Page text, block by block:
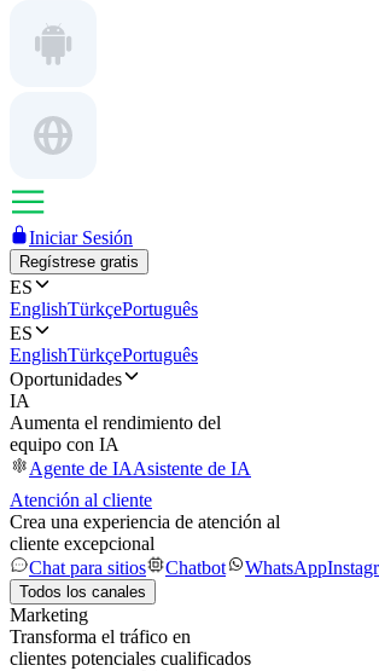
Iniciar Sesión
Regístrese gratis
ES
EnglishTürkçePortuguês
ES
EnglishTürkçePortuguês
Oportunidades
IA
Aumenta el rendimiento del
equipo con IA
Agente de IAAsistente de IA
Atención al cliente
Crea una experiencia de atención al
cliente excepcional
Chat para sitios
Chatbot WhatsApp
Todos los canales
Marketing
Transforma el tráfico en
clientes potenciales cualificados